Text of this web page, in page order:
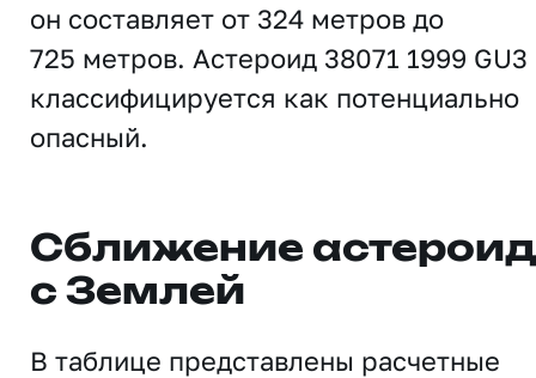
он составляет от 324 метров до
725 метров. Астероид 38071 1999 GU3
классифицируется как потенциально
опасный.
Сближение
с Землей
В таблице представлены расчетные